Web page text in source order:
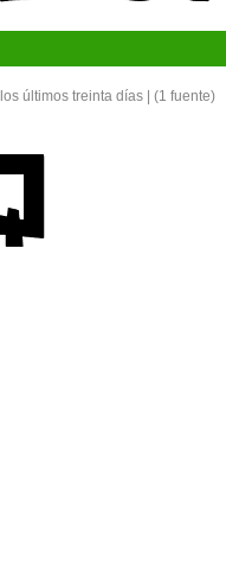
últimos treinta días | (1 fuente)